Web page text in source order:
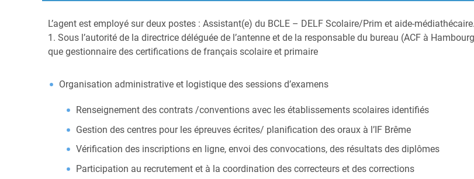
L’agent est employé sur deux postes : Assistant(e) du BCLE – DELF Scolaire/Prim et aide-médiathécaire.
1. Sous l’autorité de la directrice déléguée de l’antenne et de la responsable du bureau (ACF à
que gestionnaire des certifications de français scolaire et primaire
Organisation administrative et logistique des sessions d’examens
Renseignement des contrats /conventions avec les établissements scolaires identifiés
Gestion des centres pour les épreuves écrites/ planification des oraux à l’IF Brême
Vérification des inscriptions en ligne, envoi des convocations, des résultats des diplômes
Participation au recrutement et à la coordination des correcteurs et des corrections